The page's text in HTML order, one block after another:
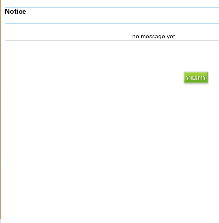
Notice
no message yet.